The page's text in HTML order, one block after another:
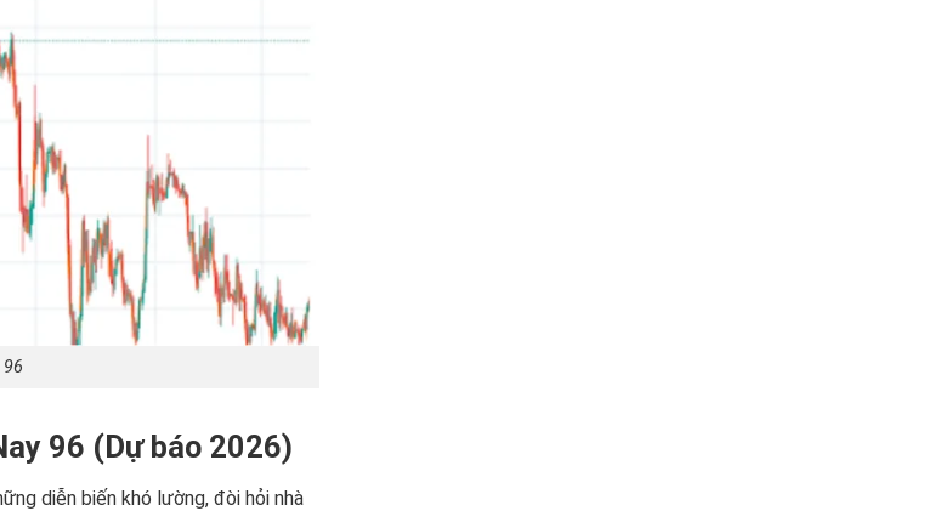
96 (Dự báo 2026)
diễn biến khó lường, đòi hỏi nhà